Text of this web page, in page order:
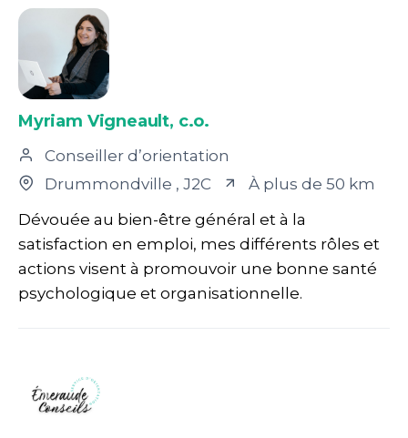
Myriam Vigneault, c.o.
Conseiller d’orientation
Drummondville , J2C
À plus de 50 km
Dévouée au bien-être général et à la
satisfaction en emploi, mes différents rôles et
actions visent à promouvoir une bonne santé
psychologique et organisationnelle.